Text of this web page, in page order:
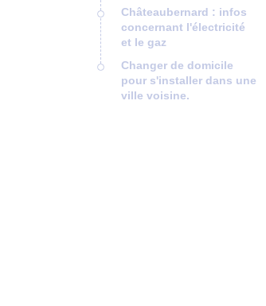
Châteaubernard : infos
concernant l'électricité
et le gaz
Changer de domicile
pour s'installer dans une
ville voisine.